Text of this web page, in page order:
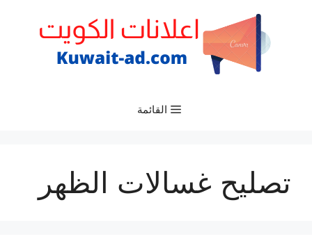
القائمة
تصليح غسالات الظهر